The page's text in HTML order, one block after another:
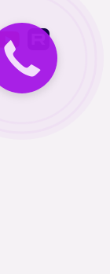
Закажите
звонок